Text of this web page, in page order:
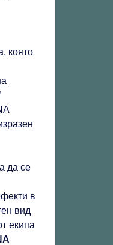
която
да се
в
вид
екипа